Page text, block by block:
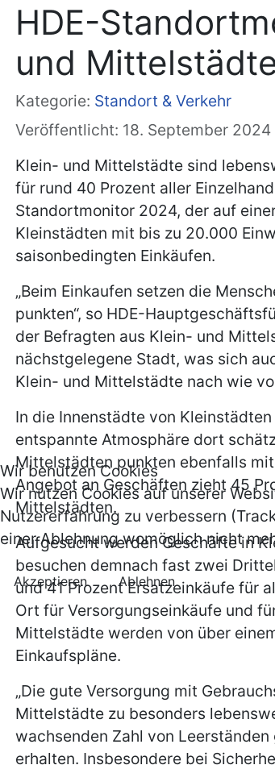
HDE-
und
Kategorie: Standort & Verkehr
Veröffentlicht: 18. September 2024
Klein- und Mittelstädte sind
für rund 40 Prozent aller
Standortmonitor 2024, der auf
Kleinstädten mit bis zu 20.000
saisonbedingten Einkäufen.
„Beim Einkaufen setzen die
punkten“, so HDE-
der Befragten aus Klein- und
nächstgelegene Stadt, was sich
Klein- und Mittelstädte nach wie
In die Innenstädte von
entspannte Atmosphäre dort
Mittelstädten punkten ebenfalls
Angebot an Geschäften zieht 45
Mittelstädten.
Aufgesucht werden Geschäfte in
besuchen demnach fast zwei
und 41 Prozent Ersatzeinkäufe für
Ort für Versorgungseinkäufe und
Mittelstädte werden von über
Einkaufspläne.
„Die gute Versorgung mit
Mittelstädte zu besonders
wachsenden Zahl von
erhalten. Insbesondere bei
Wir benutzen Cookies
Wir nutzen Cookies auf unserer
Nutzererfahrung zu verbessern
einer Ablehnung womöglich nicht
Akzeptieren Ablehnen